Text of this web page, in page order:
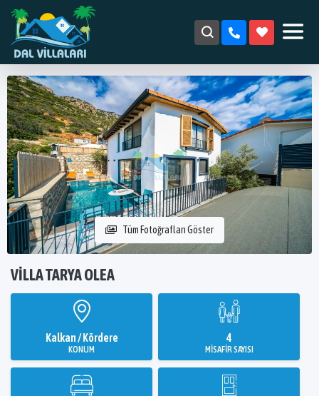
Tüm Fotoğrafları Göster
VILLA TARYA OLEA
Kalkan / Kördere
KONUM
4
MISAFIR SAYISI